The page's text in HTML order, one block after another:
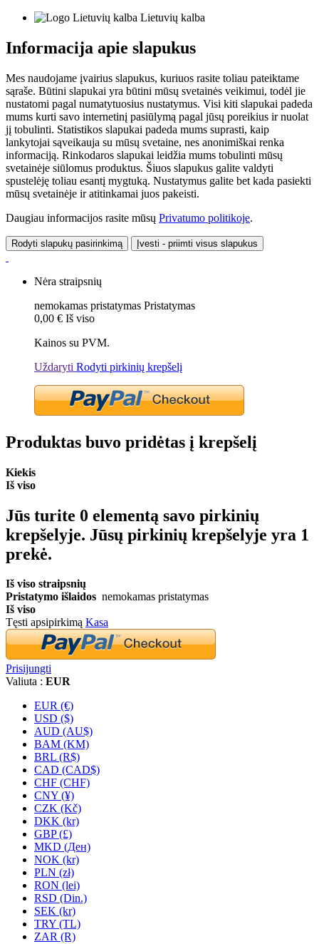
Lietuvių kalba
Informacija apie slapukus
Mes naudojame įvairius slapukus, kuriuos rasite toliau pateiktame
sąraše. Būtini slapukai yra būtini mūsų svetainės veikimui, todėl jie
nustatomi pagal numatytuosius nustatymus. Visi kiti slapukai padeda
mums kurti savo internetinį pasiūlymą pagal jūsų poreikius ir nuolat
jį tobulinti. Statistikos slapukai padeda mums suprasti, kaip
lankytojai sąveikauja su mūsų svetaine, nes anonimiškai renka
informaciją. Rinkodaros slapukai leidžia mums tobulinti mūsų
svetainėje siūlomus produktus. Šiuos slapukus galite valdyti
spustelėję toliau esantį mygtuką. Nustatymus galite bet kada pasiekti
mūsų svetainėje ir atitinkamai juos pakeisti.
Daugiau informacijos rasite mūsų Privatumo politikoje.
Rodyti slapukų pasirinkimą Įvesti - priimti visus slapukus
Nėra straipsnių
nemokamas pristatymas Pristatymas
0,00 € Iš viso
Kainos su PVM.
Uždaryti Rodyti pirkinių krepšelį
Produktas buvo pridėtas į krepšelį
Kiekis
Iš viso
Jūs turite 0 elementą savo pirkinių
krepšelyje. Jūsų pirkinių krepšelyje yra 1
prekė.
Iš viso straipsnių
Pristatymo išlaidos nemokamas pristatymas
Iš viso
Tęsti apsipirkimą Kasa
Prisijungti
Valiuta : EUR
EUR (€)
USD ($)
AUD (AU$)
BAM (KM)
BRL (R$)
CAD (CAD$)
CHF (CHF)
CNY (¥)
CZK (Kč)
DKK (kr)
GBP (£)
MKD (Ден)
NOK (kr)
PLN (zł)
RON (lei)
RSD (Din.)
SEK (kr)
TRY (TL)
ZAR (R)